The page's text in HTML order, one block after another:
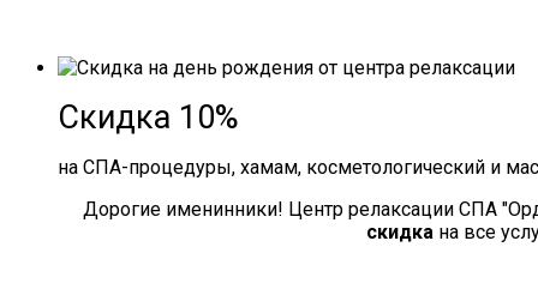
Скидка 10%
на СПА-процедуры, хамам, косметологический и
Дорогие именинники! Центр релаксации СПА
скидкана все